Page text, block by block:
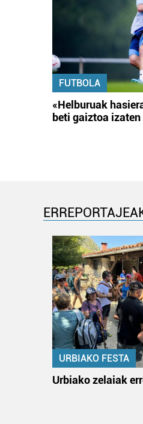
FUTBOLA
«Helburuak
beti gaiztoa izaten
URBIAKO FESTA
Urbiako zelaiak